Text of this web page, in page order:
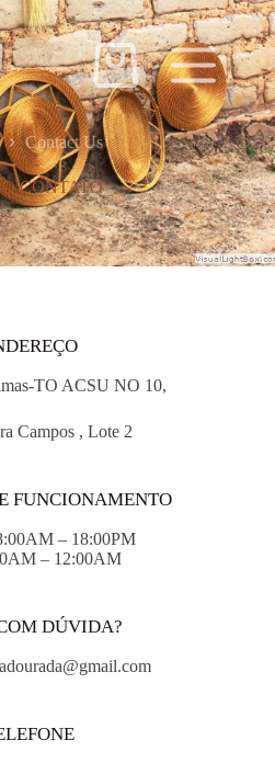
Contact Us
CONTATO
TO ACSU NO 10,
Campos , Lote 2
FUNCIONAMENTO
– 18:00PM
– 12:00AM
DÚVIDA?